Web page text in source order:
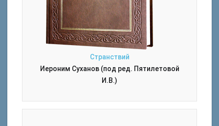
Странствий
Иероним Суханов (под ред. Пятилетовой
И.В.)